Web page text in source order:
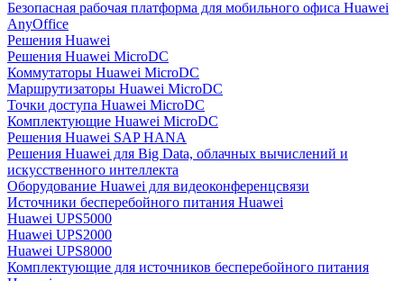
Безопасная рабочая платформа для мобильного офиса Huawei
AnyOffice
Решения Huawei
Решения Huawei MicroDC
Коммутаторы Huawei MicroDC
Маршрутизаторы Huawei MicroDC
Точки доступа Huawei MicroDC
Комплектующие Huawei MicroDC
Решения Huawei SAP HANA
Решения Huawei для Big Data, облачных вычислений и
искусственного интеллекта
Оборудование Huawei для видеоконференцсвязи
Источники бесперебойного питания Huawei
Huawei UPS5000
Huawei UPS2000
Huawei UPS8000
Комплектующие для источников бесперебойного питания